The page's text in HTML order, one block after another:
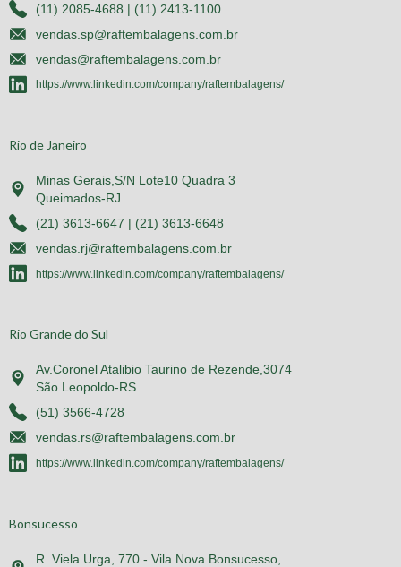
(11) 2085-4688 | (11) 2413-1100
vendas.sp@raftembalagens.com.br
vendas@raftembalagens.com.br
https://www.linkedin.com/company/raftembalagens/
Rio de Janeiro
Minas Gerais,S/N Lote10 Quadra 3
Queimados-RJ
(21) 3613-6647 | (21) 3613-6648
vendas.rj@raftembalagens.com.br
https://www.linkedin.com/company/raftembalagens/
Rio Grande do Sul
Av.Coronel Atalibio Taurino de Rezende,3074
São Leopoldo-RS
(51) 3566-4728
vendas.rs@raftembalagens.com.br
https://www.linkedin.com/company/raftembalagens/
Bonsucesso
R. Viela Urga, 770 - Vila Nova Bonsucesso,